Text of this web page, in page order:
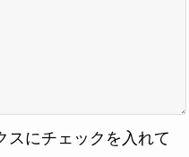
スにチェックを入れて